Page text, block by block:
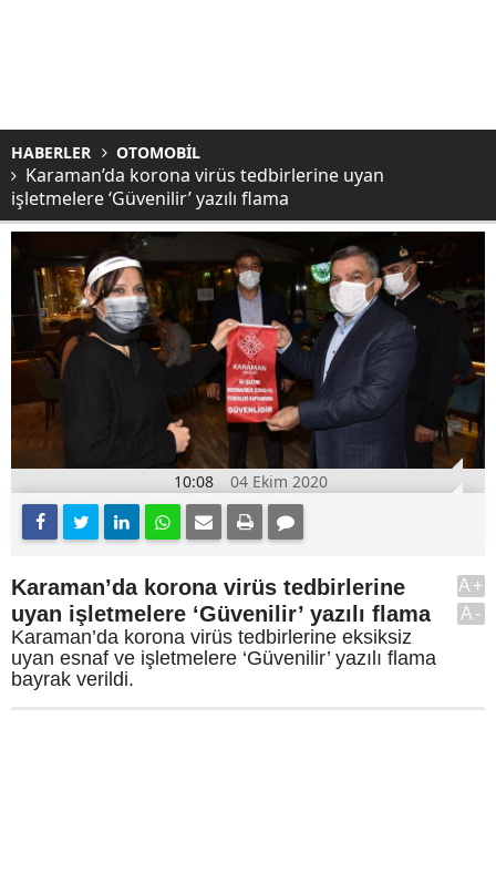
HABERLER OTOMOBİL
Karaman’da korona virüs tedbirlerine uyan
işletmelere ‘Güvenilir’ yazılı flama
10:08 04 Ekim 2020
Karaman’da korona virüs tedbirlerine
uyan işletmelere ‘Güvenilir’ yazılı flama
Karaman’da korona virüs tedbirlerine eksiksiz
uyan esnaf ve işletmelere ‘Güvenilir’ yazılı flama
bayrak verildi.
A+
A-